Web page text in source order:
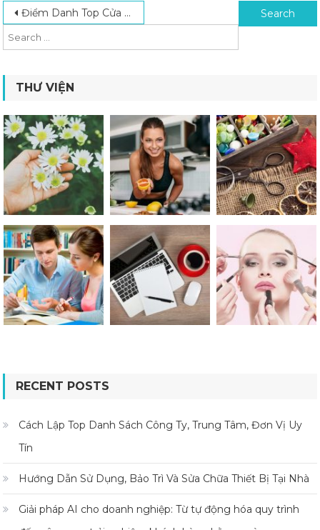
Post navigation
Điểm Danh Top Cửa Hàng Bán Camera Quan Sát TPHCM Uy Tín Chất Lượng Search for:
THƯ VIỆN
RECENT POSTS
Cách Lập Top Danh Sách Công Ty, Trung Tâm, Đơn Vị Uy
Tín
Hướng Dẫn Sử Dụng, Bảo Trì Và Sửa Chữa Thiết Bị Tại Nhà
Giải pháp AI cho doanh nghiệp: Từ tự động hóa quy trình